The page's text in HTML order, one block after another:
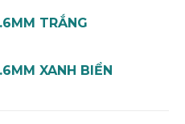
TRẮNG
XANH BIỂN